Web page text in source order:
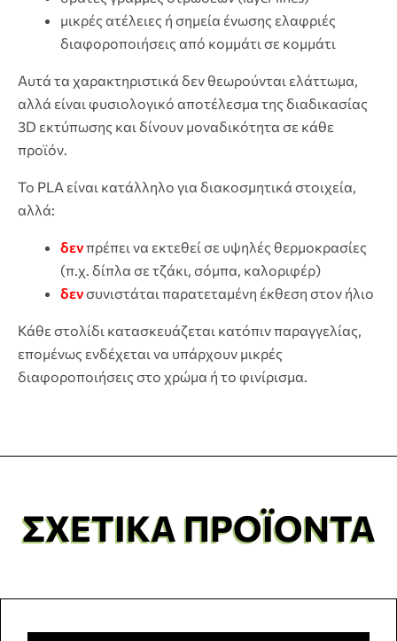
μικρές ατέλειες ή σημεία ένωσης ελαφριές
διαφοροποιήσεις από κομμάτι σε κομμάτι
Αυτά τα χαρακτηριστικά δεν θεωρούνται ελάττωμα,
αλλά είναι φυσιολογικό αποτέλεσμα της διαδικασίας
3D εκτύπωσης και δίνουν μοναδικότητα σε κάθε
προϊόν.
Το PLA είναι κατάλληλο για διακοσμητικά στοιχεία,
αλλά:
δενπρέπει να εκτεθεί σε υψηλές θερμοκρασίες
(π.χ. δίπλα σε τζάκι, σόμπα, καλοριφέρ)
δενσυνιστάται παρατεταμένη έκθεση στον ήλιο
Κάθε στολίδι κατασκευάζεται κατόπιν παραγγελίας,
επομένως ενδέχεται να υπάρχουν μικρές
διαφοροποιήσεις στο χρώμα ή το φινίρισμα.
ΣΧΕΤΙΚΆ ΠΡΟΪΌΝΤΑ